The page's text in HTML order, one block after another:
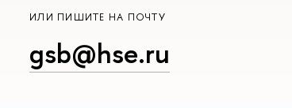
ИЛИ ПИШИТЕ НА ПОЧТУ
gsb@hse.ru